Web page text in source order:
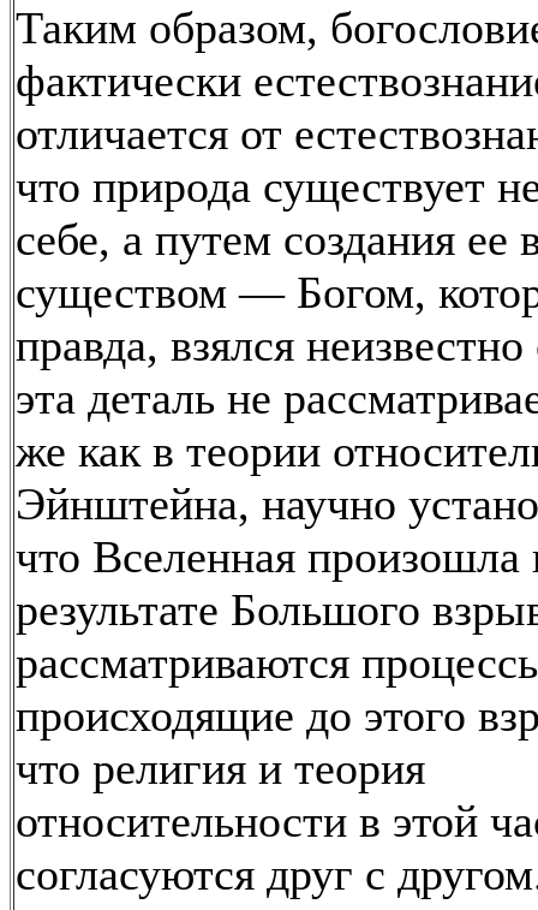
Таким образом,
фактически
отличается от
что природа существует
себе, а путем создания
существом — Богом,
правда, взялся
эта деталь не
же как в теории
Эйнштейна, научно
что Вселенная произошла
результате Большого
рассматриваются
происходящие до этого
что религия и теория
относительности в этой
согласуются друг с